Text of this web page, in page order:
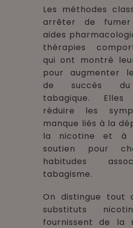
Les méthodes
arrêter de
aides
thérapies
qui ont montré
pour augmenter
de succès du
tabagique.
réduire les
manque liés à la
la nicotine et à
soutien pour
habitudes
tabagisme.
On distingue tout
substituts
fournissent de la